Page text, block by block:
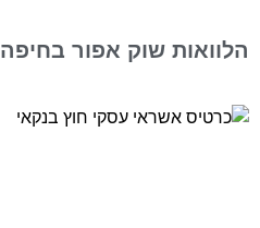
הלוואות שוק אפור בחיפה